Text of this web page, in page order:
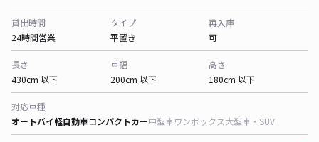
貸出時間
24時間営業
タイプ
平置き
再入庫
可
長さ
430cm 以下
車幅
200cm 以下
高さ
180cm 以下
対応車種
オートバイ軽自動車コンパクトカー中型車ワンボックス大型車・SUV